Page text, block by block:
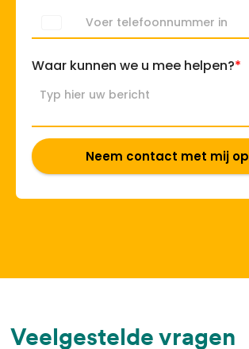
Waar kunnen we u mee helpen?*
Neem contact met mij op
Veelgestelde vragen